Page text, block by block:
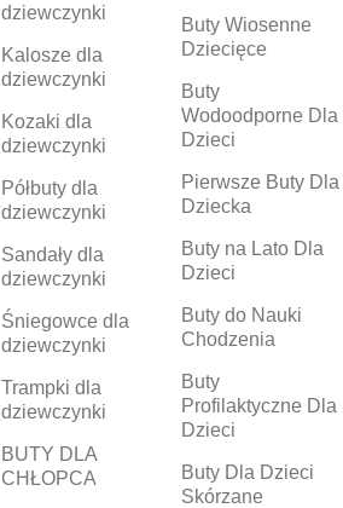
dziewczynki
Kalosze dla
dziewczynki
Kozaki dla
dziewczynki
Półbuty dla
dziewczynki
Sandały dla
dziewczynki
Śniegowce dla
dziewczynki
Trampki dla
dziewczynki
BUTY DLA
CHŁOPCA
Buty Wiosenne
Dziecięce
Buty
Wodoodporne Dla
Dzieci
Pierwsze Buty Dla
Dziecka
Buty na Lato Dla
Dzieci
Buty do Nauki
Chodzenia
Buty
Profilaktyczne Dla
Dzieci
Buty Dla Dzieci
Skórzane